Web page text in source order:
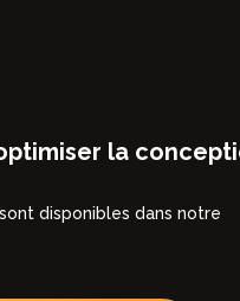
sur 7
la
disponibles dans notre